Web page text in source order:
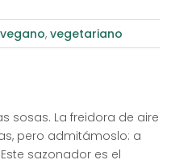
vegano, vegetariano
sosas. La freidora de aire
pero admitámoslo: a
sazonador es el